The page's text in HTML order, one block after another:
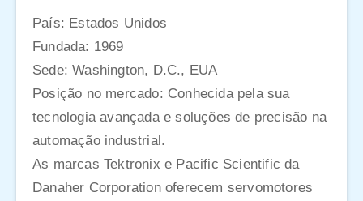
País: Estados Unidos
Fundada: 1969
Sede: Washington, D.C., EUA
Posição no mercado: Conhecida pela sua
tecnologia avançada e soluções de precisão na
automação industrial.
As marcas Tektronix e Pacific Scientific da
Danaher Corporation oferecem servomotores